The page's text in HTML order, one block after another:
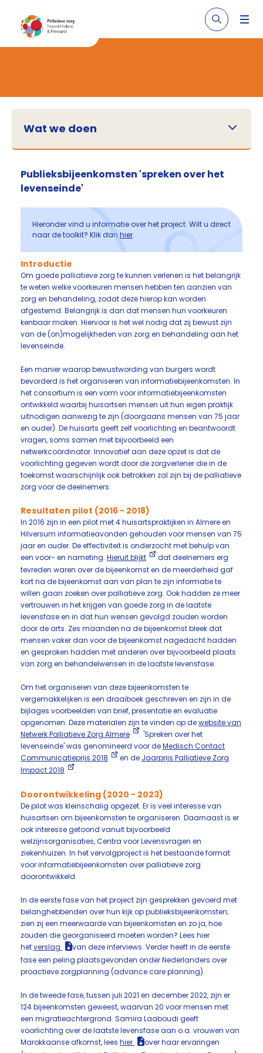
Wat we doen
Publieksbijeenkomsten 'spreken over het
levenseinde'
Hieronder vind u informatie over het project. Wilt u direct
naar de toolkit? Klik dan hier.
Introductie
Om goede palliatieve zorg te kunnen verlenen is het belangrijk
te weten welke voorkeuren mensen hebben ten aanzien van
zorg en behandeling, zodat deze hierop kan worden
afgestemd. Belangrijk is dan dat mensen hun voorkeuren
kenbaar maken. Hiervoor is het wel nodig dat zij bewust zijn
van de (on)mogelijkheden van zorg en behandeling aan het
levenseinde.
Een manier waarop bewustwording van burgers wordt
bevorderd is het organiseren van informatiebijeenkomsten. In
het consortium is een vorm voor informatiebijeenkomsten
ontwikkeld waarbij huisartsen mensen uit hun eigen praktijk
uitnodigen aanwezig te zijn (doorgaans mensen van 75 jaar
en ouder). De huisarts geeft zelf voorlichting en beantwoordt
vragen, soms samen met bijvoorbeeld een
netwerkcoördinator. Innovatief aan deze opzet is dat de
voorlichting gegeven wordt door de zorgverlener die in de
toekomst waarschijnlijk ook betrokken zal zijn bij de palliatieve
zorg voor de deelnemers.
Resultaten pilot (2016 - 2018)
In 2016 zijn in een pilot met 4 huisartspraktijken in Almere en
Hilversum informatieavonden gehouden voor mensen van 75
jaar en ouder. De effectiviteit is onderzocht met behulp van
een voor- en nameting. Hieruit blijkt
dat deelnemers erg
tevreden waren over de bijeenkomst en de meerderheid gaf
kort na de bijeenkomst aan van plan te zijn informatie te
willen gaan zoeken over palliatieve zorg. Ook hadden ze meer
vertrouwen in het krijgen van goede zorg in de laatste
levensfase en in dat hun wensen gevolgd zouden worden
door de arts. Zes maanden na de bijeenkomst bleek dat
mensen vaker dan voor de bijeenkomst nagedacht hadden
en gesproken hadden met anderen over bijvoorbeeld plaats
van zorg en behandelwensen in de laatste levensfase.
Om het organiseren van deze bijeenkomsten te
vergemakkelijken is een draaiboek geschreven en zijn in de
bijlages voorbeelden van brief, presentatie en evaluatie
opgenomen. Deze materialen zijn te vinden op dewebsite van
Netwerk Palliatieve Zorg Almere
. 'Spreken over het
levenseinde' was genomineerd voor deMedisch Contact
Communicatieprijs 2018
en de Jaarprijs Palliatieve Zorg
Impact 2018
.
Doorontwikkeling (2020 - 2023)
De pilot was kleinschalig opgezet. Er is veel interesse van
huisartsen om bijeenkomsten te organiseren. Daarnaast is er
ook interesse getoond vanuit bijvoorbeeld
welzijnsorganisaties, Centra voor Levensvragen en
ziekenhuizen. In het vervolgproject is het bestaande format
voor informatiebijeenkomsten over palliatieve zorg
doorontwikkeld.
In de eerste fase van het project zijn gesprekken gevoerd met
belanghebbenden over hun kijk op publieksbijeenkomsten;
zien zij een meerwaarde van bijeenkomsten en zo ja, hoe
zouden die georganiseerd moeten worden? Lees hier
hetverslag
van deze interviews. Verder heeft in de eerste
fase een peling plaatsgevonden onder Nederlanders over
proactieve zorgplanning (advance care planning).
In de tweede fase, tussen juli 2021 en december 2022, zijn er
124 bijeenkomsten geweest, waarvan 20 voor mensen met
een migratieachtergrond. Samira Laaboudi geeft
voorlichting over de laatste levensfase aan o.a. vrouwen van
Marokkaanse afkomst, lees hier
over haar ervaringen